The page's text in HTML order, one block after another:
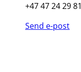
+47 47 24 29 81
Send e-post